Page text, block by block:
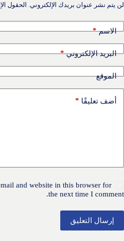
لن يتم نشر عنوان بريدك الإلكتروني. الحقول
الاسم*
البريد الإلكتروني*
الموقع
أضف تعليقًا *
and website in this browser for
the next time I comment.
إرسال التعليق